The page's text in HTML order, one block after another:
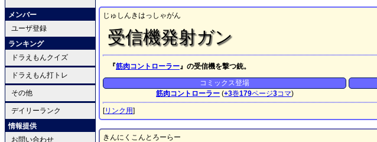
メンバー
ユーザ登録
ランキング
ドラえもんクイズ
ドラえもん打トレ
その他
デイリーランク
情報提供
お問い合わせ
じゅしんきはっしゃがん
受信機発射ガン
『筋肉コントローラー』の受信機を撃つ銃。
コミックス登場
筋肉コントローラー (+3巻179ページ3コマ)
[リンク用]
きんにくこんとろーらー